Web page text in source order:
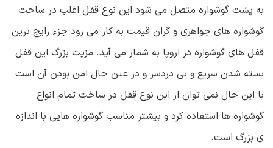
به پشت گوشواره متصل می شود این نوع قفل اغلب در ساخت
گوشواره های جواهری و گران قیمت به کار می رود جزء رایج ترین
قفل های گوشواره در اروپا به شمار می آید. مزیت بزرگ این قفل
بسته شدن سریع و بی دردسر و در عین حال امن بودن آن است
با این حال نمی توان از این نوع قفل در ساخت تمام انواع
گوشواره ها استفاده کرد و بیشتر مناسب گوشواره هایی با اندازه
ی بزرگ است.